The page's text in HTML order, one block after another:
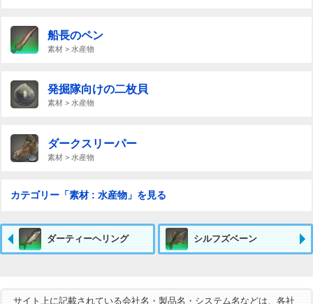
船長のペン
素材 > 水産物
発掘隊向けの二枚貝
素材 > 水産物
ダークスリーパー
素材 > 水産物
カテゴリー「素材 : 水産物」を見る
ダーティーヘリング シルフズベーン
サイト上に記載されている会社名・製品名・システム名などは、各社